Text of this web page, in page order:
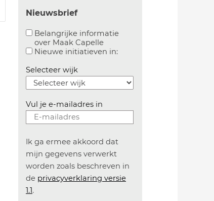
Nieuwsbrief
Belangrijke informatie
over Maak Capelle
Aanvinken om belangrijke informatie over
Nieuwe initiatieven in:Aanvinken om
Selecteer wijk
Vul je e-mailadres in
Ik ga ermee akkoord dat
mijn gegevens verwerkt
worden zoals beschreven in
de privacyverklaring versie
1.1.